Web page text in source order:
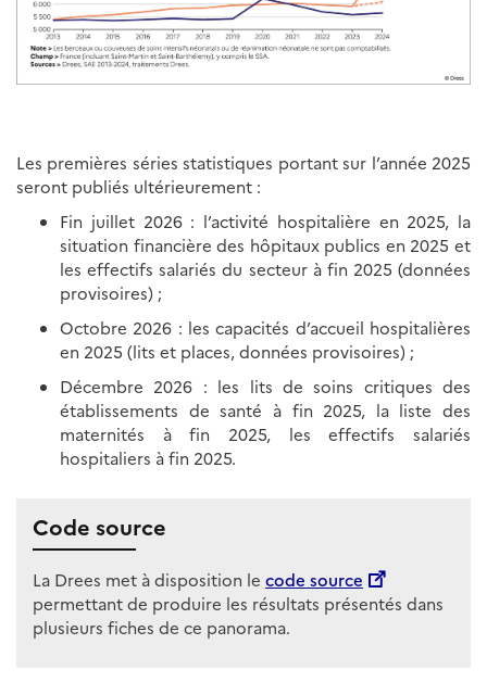
Les premières séries statistiques portant sur l’année 2025
seront publiés ultérieurement :
Fin juillet 2026 : l’activité hospitalière en 2025, la
situation financière des hôpitaux publics en 2025 et
les effectifs salariés du secteur à fin 2025 (données
provisoires) ;
Octobre 2026 : les capacités d’accueil hospitalières
en 2025 (lits et places, données provisoires) ;
Décembre 2026 : les lits de soins critiques des
établissements de santé à fin 2025, la liste des
maternités à fin 2025, les effectifs salariés
hospitaliers à fin 2025.
Code source
La Drees met à disposition le code source
permettant de produire les résultats présentés dans
plusieurs fiches de ce panorama.